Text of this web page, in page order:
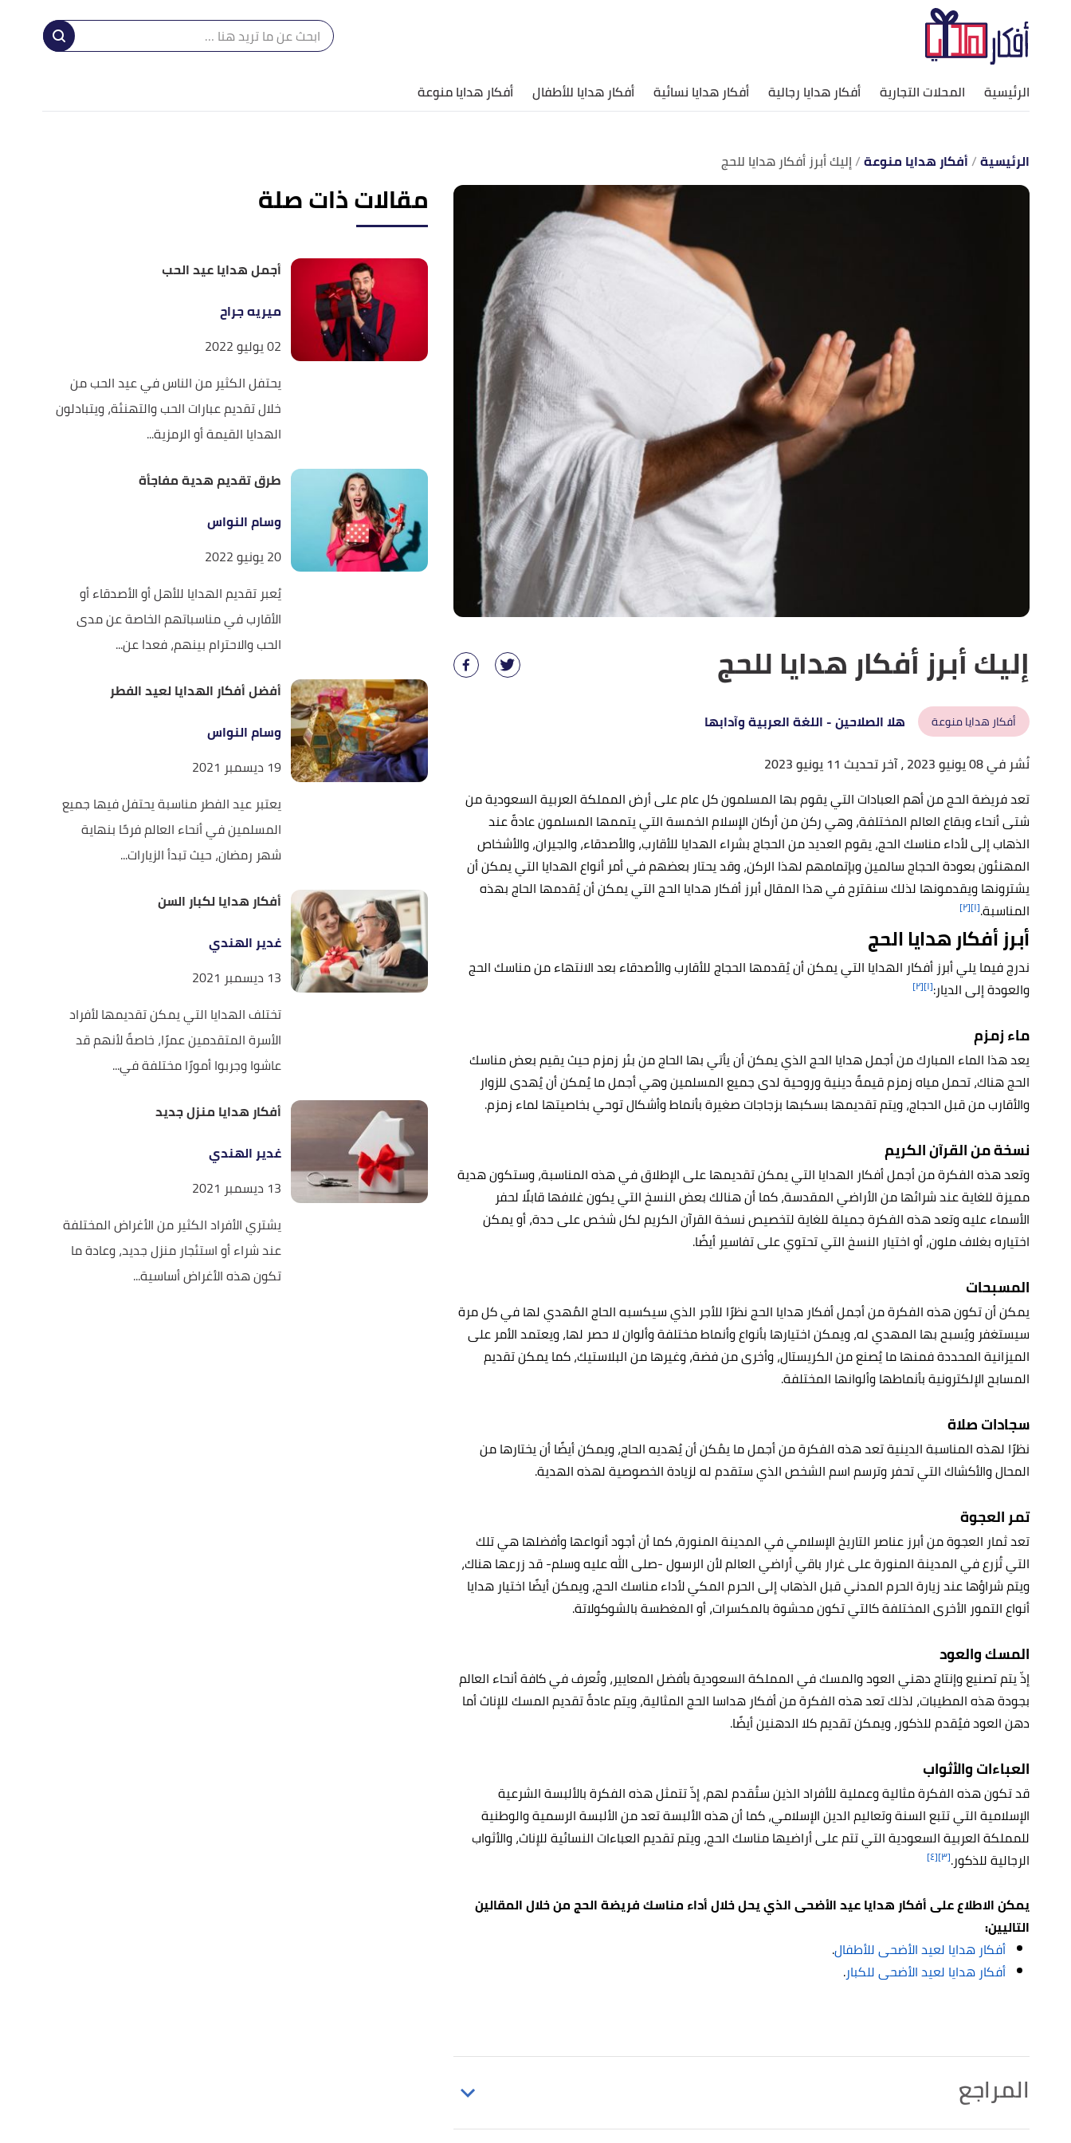
الرئيسية المحلات التجارية أفكار هدايا رجالية أفكار هدايا نسائية أفكار هدايا للأطفال أفكار هدايا منوعة
الرئيسية أفكار هدايا منوعة إليك أبرز أفكار هدايا للحج
إليك أبرز أفكار هدايا للحج
أفكار هدايا منوعة هلا الصلاحين- اللغة العربية وآدابها
نُشر في 08 يونيو 2023
، آخر تحديث 11 يونيو 2023
تعد فريضة الحج من أهم العبادات التي يقوم بها المسلمون كل عام على أرض المملكة العربية السعودية من
شتى أنحاء وبقاع العالم المختلفة، وهي ركن من أركان الإسلام الخمسة التي يتممها المسلمون عادةً عند
الذهاب إلى لأداء مناسك الحج، يقوم العديد من الحجاج بشراء الهدايا للأقارب، والأصدقاء، والجيران، والأشخاص
المهنئون بعودة الحجاج سالمين وبإتمامهم لهذا الركن، وقد يحتار بعضهم في أمر أنواع الهدايا التي يمكن أن
يشترونها ويقدمونها لذلك سنقترح في هذا المقال أبرز أفكار هدايا الحج التي يمكن أن يُقدمها الحاج بهذه
المناسبة.[١] [٢]
أبرز أفكار هدايا الحج
ندرج فيما يلي أبرز أفكار الهدايا التي يمكن أن يُقدمها الحجاج للأقارب والأصدقاء بعد الانتهاء من مناسك الحج
والعودة إلى الديار:[١] [٢]
ماء زمزم
يعد هذا الماء المبارك من أجمل هدايا الحج الذي يمكن أن يأتي بها الحاج من بئر زمزم حيث يقيم بعض مناسك
الحج هناك، تحمل مياه زمزم قيمةً دينية وروحية لدى جميع المسلمين وهي أجمل ما يُمكن أن يُهدى للزوار
والأقارب من قبل الحجاج، ويتم تقديمها بسكبها بزجاجات صغيرة بأنماط وأشكال توحي بخاصيتها لماء زمزم.
نسخة من القرآن الكريم
وتعد هذه الفكرة من أجمل أفكار الهدايا التي يمكن تقديمها على الإطلاق في هذه المناسبة، وستكون هدية
مميزة للغاية عند شرائها من الأراضي المقدسة، كما أن هنالك بعض النسخ التي يكون غلافها قابلًا لحفر
الأسماء عليه وتعد هذه الفكرة جميلة للغاية لتخصيص نسخة القرآن الكريم لكل شخص على حدة، أو يمكن
اختياره بغلاف ملون، أو اختيار النسخ التي تحتوي على تفاسير أيضًا.
المسبحات
يمكن أن تكون هذه الفكرة من أجمل أفكار هدايا الحج نظرًا للأجر الذي سيكسبه الحاج المُهدي لها في كل مرة
سيستغفر ويُسبح بها المهدي له، ويمكن اختيارها بأنواع وأنماط مختلفة وألوان لا حصر لها، ويعتمد الأمر على
الميزانية المحددة فمنها ما يُصنع من الكريستال، وأخرى من فضة، وغيرها من البلاستيك، كما يمكن تقديم
المسابح الإلكترونية بأنماطها وألوانها المختلفة.
سجادات صلاة
نظرًا لهذه المناسبة الدينية تعد هذه الفكرة من أجمل ما يمُكن أن يُهديه الحاج، ويمكن أيضًا أن يختارها من
المحال والأكشاك التي تحفر وترسم اسم الشخص الذي ستقدم له لزيادة الخصوصية لهذه الهدية.
تمر العجوة
تعد ثمار العجوة من أبرز عناصر التاريخ الإسلامي في المدينة المنورة، كما أن أجود أنواعها وأفضلها هي تلك
التي تُزرع في المدينة المنورة على غرار باقي أراضي العالم لأن الرسول -صلى الله عليه وسلم- قد زرعها هناك،
ويتم شراؤها عند زيارة الحرم المدني قبل الذهاب إلى الحرم المكي لأداء مناسك الحج، ويمكن أيضًا اختيار هدايا
أنواع التمور الأخرى المختلفة كالتي تكون محشوة بالمكسرات، أو المغطسة بالشوكولاتة.
المسك والعود
إذّ يتم تصنيع وإنتاج دهني العود والمسك في المملكة السعودية بأفضل المعايير، وتُعرف في كافة أنحاء العالم
بجودة هذه المطيبات، لذلك تعد هذه الفكرة من أفكار هداسا الحج المثالية، ويتم عادةً تقديم المسك للإناث أما
دهن العود فيُقدم للذكور، ويمكن تقديم كلا الدهنين أيضًا.
العباءات والأثواب
قد تكون هذه الفكرة مثالية وعملية للأفراد الذين ستُقدم لهم، إذّ تتمثل هذه الفكرة بالألبسة الشرعية
الإسلامية التي تتبع السنة وتعاليم الدين الإسلامي، كما أن هذه الألبسة تعد من الألبسة الرسمية والوطنية
للمملكة العربية السعودية التي تتم على أراضيها مناسك الحج، ويتم تقديم العباءات النسائية للإناث، والأثواب
الرجالية للذكور.[٣] [٤]
يمكن الاطلاع على أفكار هدايا عيد الأضحى الذي يحل خلال أداء مناسك فريضة الحج من خلال المقالين
التاليين:
أفكار هدايا لعيد الأضحى للأطفال.
أفكار هدايا لعيد الأضحى للكبار.
المراجع
مقالات ذات صلة
أجمل هدايا عيد الحب
ميريه جراح
02 يوليو 2022
يحتفل الكثير من الناس في عيد الحب من
خلال تقديم عبارات الحب والتهنئة، ويتبادلون
الهدايا القيمة أو الرمزية...
طرق تقديم هدية مفاجأة
وسام النواس
20 يونيو 2022
يُعبر تقديم الهدايا للأهل أو الأصدقاء أو
الأقارب في مناسباتهم الخاصة عن مدى
الحب والاحترام بينهم، فعدا عن...
أفضل أفكار الهدايا لعيد الفطر
وسام النواس
19 ديسمبر 2021
يعتبر عيد الفطر مناسبة يحتفل فيها جميع
المسلمين في أنحاء العالم فرحًا بنهاية
شهر رمضان، حيث تبدأ الزيارات...
أفكار هدايا لكبار السن
غدير الهندي
13 ديسمبر 2021
تختلف الهدايا التي يمكن تقديمها لأفراد
الأسرة المتقدمين عمرًا، خاصةً لأنهم قد
عاشوا وجربوا أمورًا مختلفة في...
أفكار هدايا منزل جديد
غدير الهندي
13 ديسمبر 2021
يشتري الأفراد الكثير من الأغراض المختلفة
عند شراء أو استئجار منزل جديد، وعادة ما
تكون هذه الأغراض أساسية...